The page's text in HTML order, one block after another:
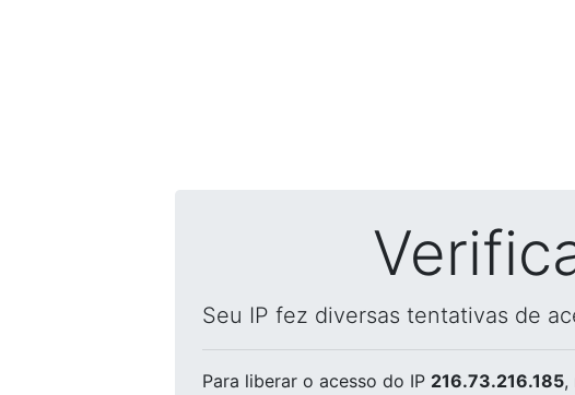
Seu IP fez diversas tentativas de
Para liberar o acesso do IP 216.73.216.185,